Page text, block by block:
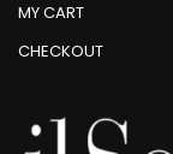
MY CART
CHECKOUT